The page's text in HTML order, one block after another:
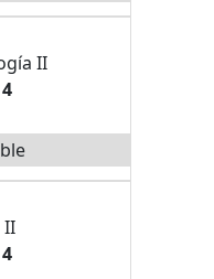
II
4
II
4